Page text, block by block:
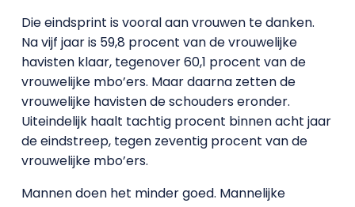
Die eindsprint is vooral aan vrouwen te danken.
Na vijf jaar is 59,8 procent van de vrouwelijke
havisten klaar, tegenover 60,1 procent van de
vrouwelijke mbo’ers. Maar daarna zetten de
vrouwelijke havisten de schouders eronder.
Uiteindelijk haalt tachtig procent binnen acht jaar
de eindstreep, tegen zeventig procent van de
vrouwelijke mbo’ers.
Mannen doen het minder goed. Mannelijke